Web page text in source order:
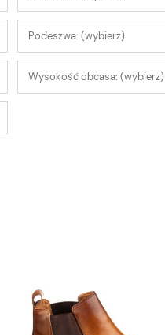
Podeszwa: (wybierz)
Wysokość obcasa: (wybierz)